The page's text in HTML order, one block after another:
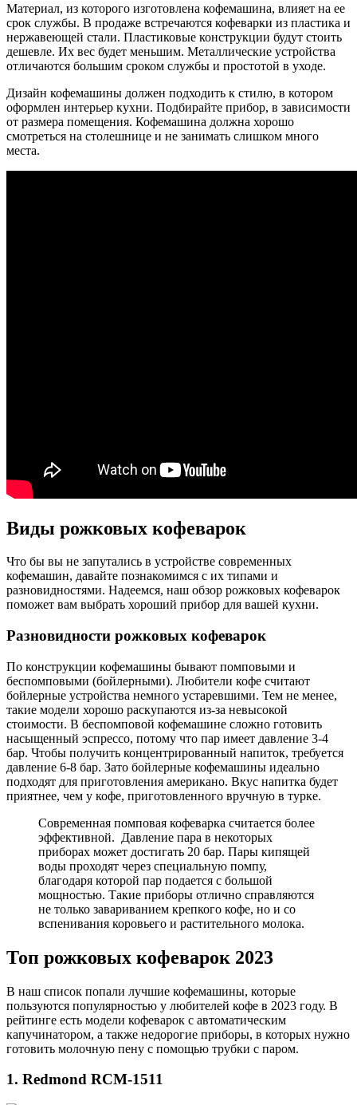
Материал, из которого изготовлена кофемашина, влияет на ее
срок службы. В продаже встречаются кофеварки из пластика и
нержавеющей стали. Пластиковые конструкции будут стоить
дешевле. Их вес будет меньшим. Металлические устройства
отличаются большим сроком службы и простотой в уходе.
Дизайн кофемашины должен подходить к стилю, в котором
оформлен интерьер кухни. Подбирайте прибор, в зависимости
от размера помещения. Кофемашина должна хорошо
смотреться на столешнице и не занимать слишком много
места.
Виды рожковых кофеварок
Что бы вы не запутались в устройстве современных
кофемашин, давайте познакомимся с их типами и
разновидностями. Надеемся, наш обзор рожковых кофеварок
поможет вам выбрать хороший прибор для вашей кухни.
Разновидности рожковых кофеварок
По конструкции кофемашины бывают помповыми и
беспомповыми (бойлерными). Любители кофе считают
бойлерные устройства немного устаревшими. Тем не менее,
такие модели хорошо раскупаются из-за невысокой
стоимости. В беспомповой кофемашине сложно готовить
насыщенный эспрессо, потому что пар имеет давление 3-4
бар. Чтобы получить концентрированный напиток, требуется
давление 6-8 бар. Зато бойлерные кофемашины идеально
подходят для приготовления американо. Вкус напитка будет
приятнее, чем у кофе, приготовленного вручную в турке.
Современная помповая кофеварка считается более
эффективной. Давление пара в некоторых
приборах может достигать 20 бар. Пары кипящей
воды проходят через специальную помпу,
благодаря которой пар подается с большой
мощностью. Такие приборы отлично справляются
не только завариванием крепкого кофе, но и со
вспенивания коровьего и растительного молока.
Топ рожковых кофеварок 2023
В наш список попали лучшие кофемашины, которые
пользуются популярностью у любителей кофе в 2023 году. В
рейтинге есть модели кофеварок с автоматическим
капучинатором, а также недорогие приборы, в которых нужно
готовить молочную пену с помощью трубки с паром.
1. Redmond RCM-1511